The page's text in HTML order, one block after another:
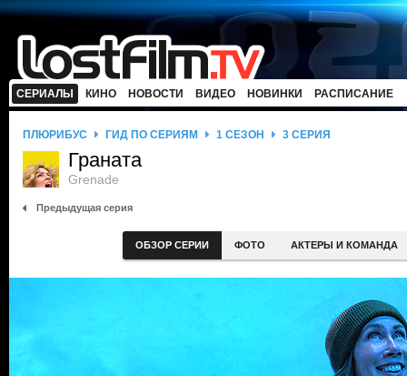
СЕРИАЛЫ КИНО НОВОСТИ ВИДЕО НОВИНКИ РАСПИСАНИЕ
ПЛЮРИБУС ГИД ПО СЕРИЯМ 1 СЕЗОН 3 СЕРИЯ
Граната
Grenade
Предыдущая серия
ОБЗОР СЕРИИ ФОТО АКТЕРЫ И КОМАНДА